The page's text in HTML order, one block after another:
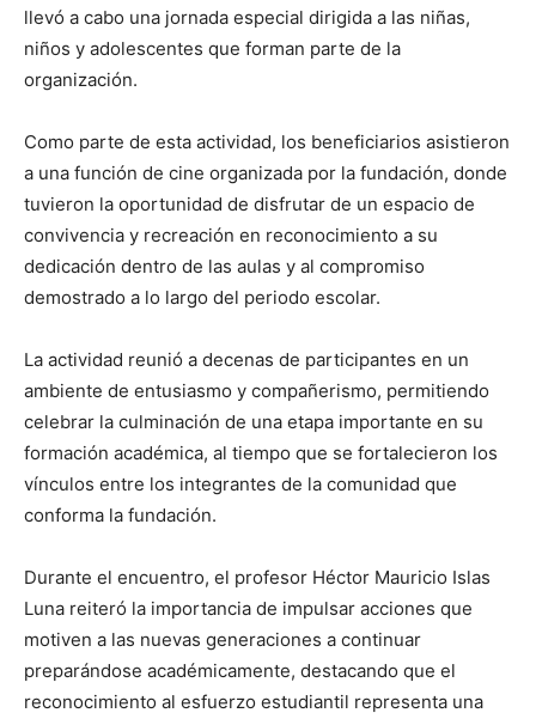
llevó a cabo una jornada especial dirigida a las niñas,
niños y adolescentes que forman parte de la
organización.
Como parte de esta actividad, los beneficiarios asistieron
a una función de cine organizada por la fundación, donde
tuvieron la oportunidad de disfrutar de un espacio de
convivencia y recreación en reconocimiento a su
dedicación dentro de las aulas y al compromiso
demostrado a lo largo del periodo escolar.
La actividad reunió a decenas de participantes en un
ambiente de entusiasmo y compañerismo, permitiendo
celebrar la culminación de una etapa importante en su
formación académica, al tiempo que se fortalecieron los
vínculos entre los integrantes de la comunidad que
conforma la fundación.
Durante el encuentro, el profesor Héctor Mauricio Islas
Luna reiteró la importancia de impulsar acciones que
motiven a las nuevas generaciones a continuar
preparándose académicamente, destacando que el
reconocimiento al esfuerzo estudiantil representa una